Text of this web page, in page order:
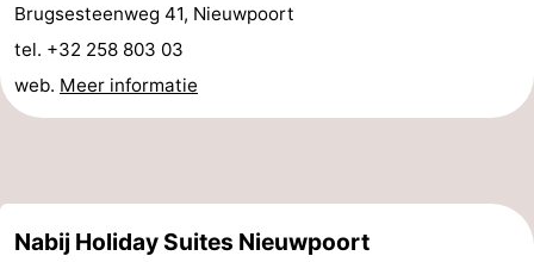
Wenduine
De
-
Middelkerke
-
Brugsesteenweg 41, Nieuwpoort
tel. +32 258 803 03
web. Meer informatie
Nabij Holiday Suites Nieuwpoort